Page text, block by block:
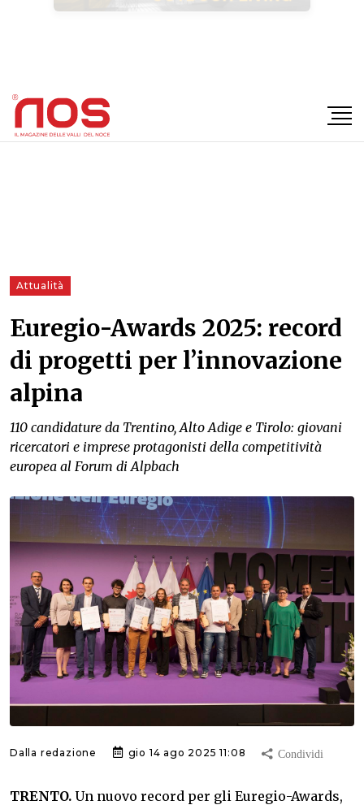
×
Attualità
Euregio-Awards 2025: record
di progetti per l’innovazione
alpina
110 candidature da Trentino, Alto Adige e Tirolo: giovani
ricercatori e imprese protagonisti della competitività
europea al Forum di Alpbach
Dalla redazione gio 14 ago 2025 11:08
TRENTO. Un nuovo record per gli Euregio-Awards,